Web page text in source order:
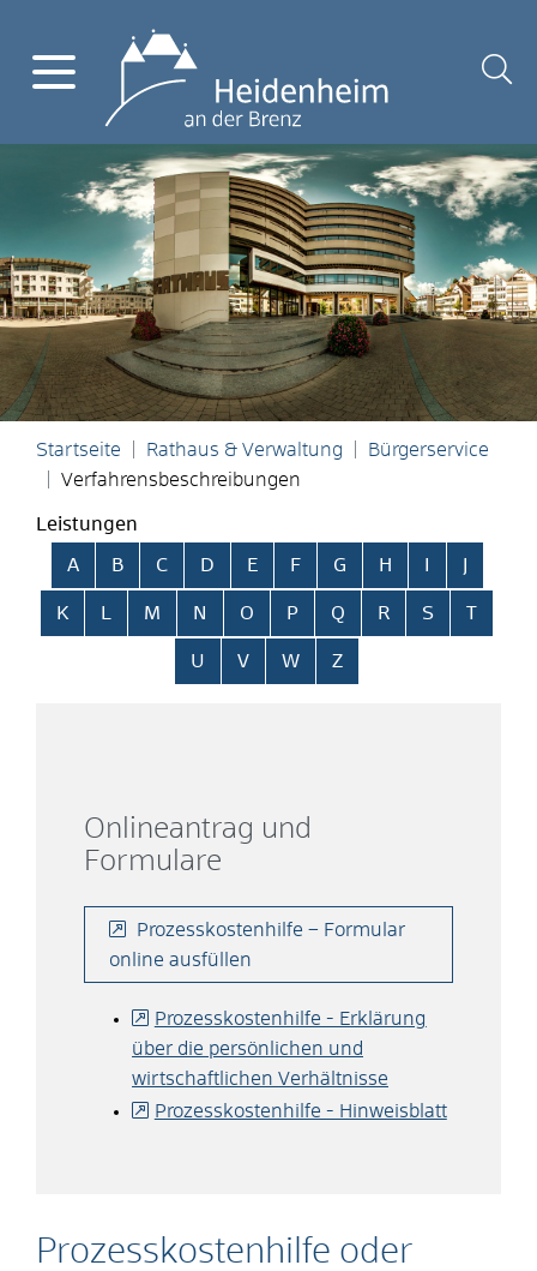
Startseite Rathaus & Verwaltung
Bürgerservice
Verfahrensbeschreibungen
Leistungen
Alphabetisches Register überspringen
A B C D E F G H
K L M N O P Q R S T
U V W Z
Prozesskostenhilfe oder
Onlineantrag und
Formulare
Prozesskosten­hilfe – Formular
online ausfüllen
Prozesskostenhilfe - Erklärung
über die persönlichen und
wirtschaftlichen Verhältnisse
Prozesskostenhilfe - Hinweisblatt